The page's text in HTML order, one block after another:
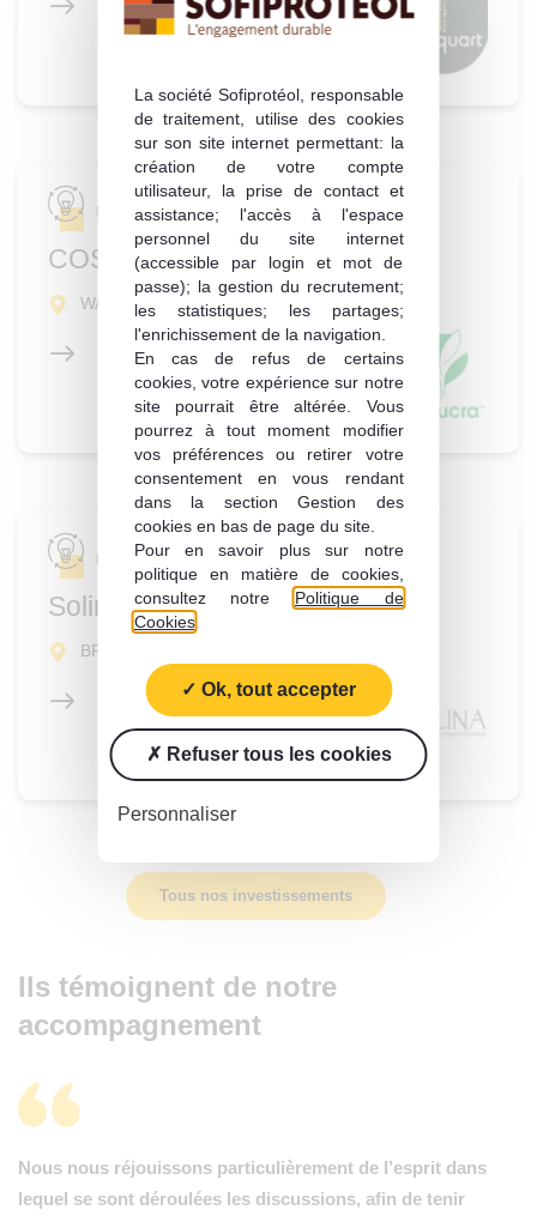
La société Sofiprotéol, responsable
de traitement, utilise des cookies
sur son site internet permettant: la
création de votre compte
utilisateur, la prise de contact et
assistance; l'accès à l'espace
personnel du site internet
(accessible par login et mot de
passe); la gestion du recrutement;
les statistiques; les partages;
l'enrichissement de la navigation.
En cas de refus de certains
cookies, votre expérience sur notre
site pourrait être altérée. Vous
pourrez à tout moment modifier
vos préférences ou retirer votre
consentement en vous rendant
dans la section Gestion des
cookies en bas de page du site.
Pour en savoir plus sur notre
politique en matière de cookies,
consultez notre Politique de
Cookies.
Ok, tout accepter
Refuser tous les cookies
Personnaliser
COSUCRA
Ingrédients de spécialités
WARCOING BELGIQUE (7740)
Solina
Ingrédients de spécialités
BREAL SOUS MONTFORT (35)
Tous nos investissements
Ils témoignent de notre
accompagnement
Nous nous réjouissons particulièrement de l’esprit dans
lequel se sont déroulées les discussions, afin de tenir